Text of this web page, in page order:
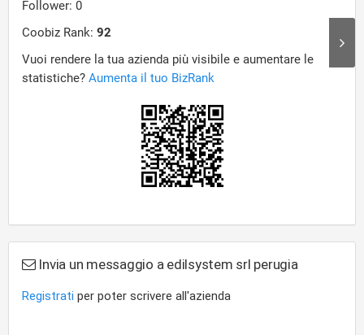
Invia un messaggio a edilsystem srl perugia
Registrati per poter scrivere all'azienda